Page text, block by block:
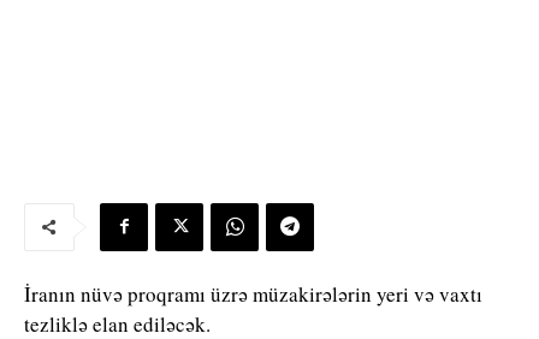
İranın nüvə proqramı üzrə müzakirələrin yeri və vaxtı
tezliklə elan ediləcək.